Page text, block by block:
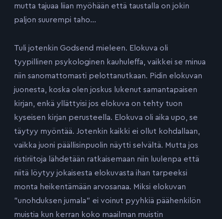
mutta tajuaa liian myöhään että taustalla on jokin
paljon suurempi taho…
Tuli jotenkin Godsend mieleen. Elokuva oli
tyypillinen psykologinen kauhuleffa, vaikkei se minua
niin sanomattomasti pelottanutkaan. Pidin elokuvan
juonesta, koska olen joskus lukenut samantapaisen
kirjan, enkä yllättyisi jos elokuva on tehty tuon
kyseisen kirjan perusteella. Elokuva oli aika upo, se
täytyy myöntää. Jotenkin kaikki ei ollut kohdallaan,
vaikka juoni päällisinpuolin näytti selvältä. Mutta jos
ristiriitoja lähdetään ratkaisemaan niin luulenpa että
niitä löytyy jokaisesta elokuvasta ihan tarpeeksi
monta heikentämään arvosanaa. Miksi elokuvan
”unohduksen jumala” ei voinut pyyhkiä päähenkilön
muistia kun kerran koko maailman muistin